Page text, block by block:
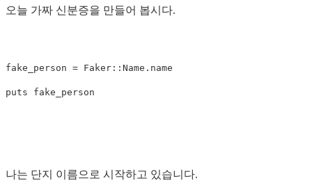
오늘 가짜 신분증을 만들어 봅시다.
fake_person = Faker :: Name . name
puts fake_person
나는 단지 이름으로 시작하고 있습니다.